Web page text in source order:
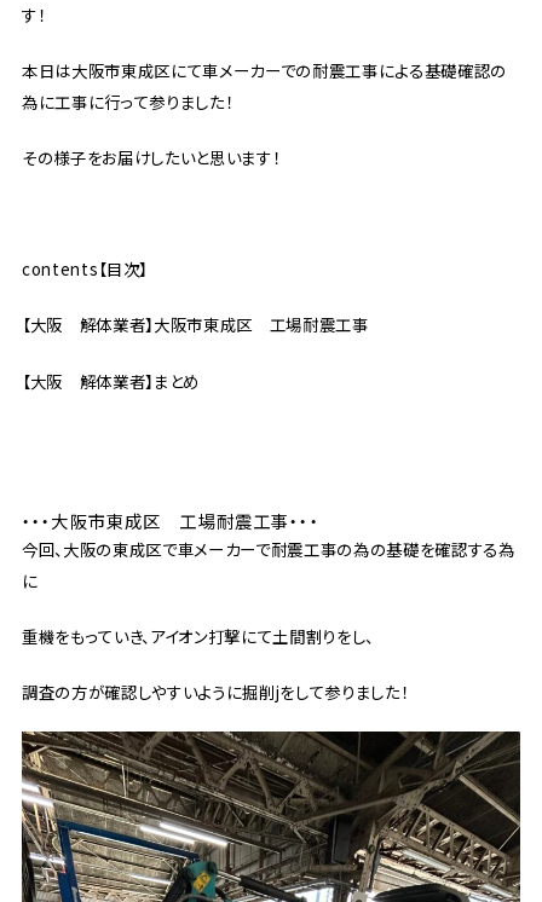
す！
本日は大阪市東成区にて車メーカーでの耐震工事による基礎確認の
為に工事に行って参りました！
その様子をお届けしたいと思います！
contents【目次】
【大阪 解体業者】大阪市東成区 工場耐震工事
【大阪 解体業者】まとめ
・・・大阪市東成区 工場耐震工事・・・
今回、大阪の東成区で車メーカーで耐震工事の為の基礎を確認する為
に
重機をもっていき、アイオン打撃にて土間割りをし、
調査の方が確認しやすいように掘削jをして参りました！